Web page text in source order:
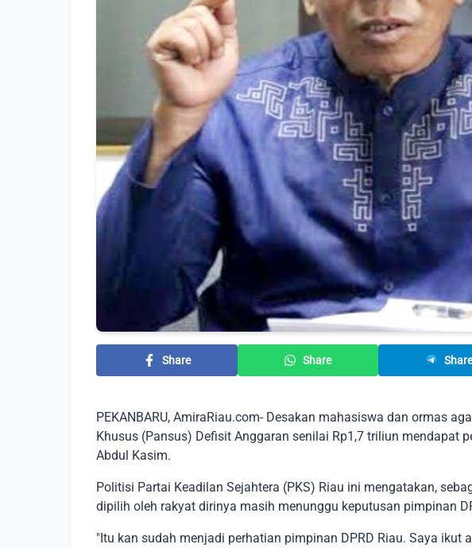
Share Share Share
PEKANBARU, AmiraRiau.com- Desakan mahasiswa dan ormas
Khusus (Pansus) Defisit Anggaran senilai Rp1,7 triliun mendapat
Abdul Kasim.
Politisi Partai Keadilan Sejahtera (PKS) Riau ini mengatakan,
dipilih oleh rakyat dirinya masih menunggu keputusan pimpinan
"Itu kan sudah menjadi perhatian pimpinan DPRD Riau. Saya ikut